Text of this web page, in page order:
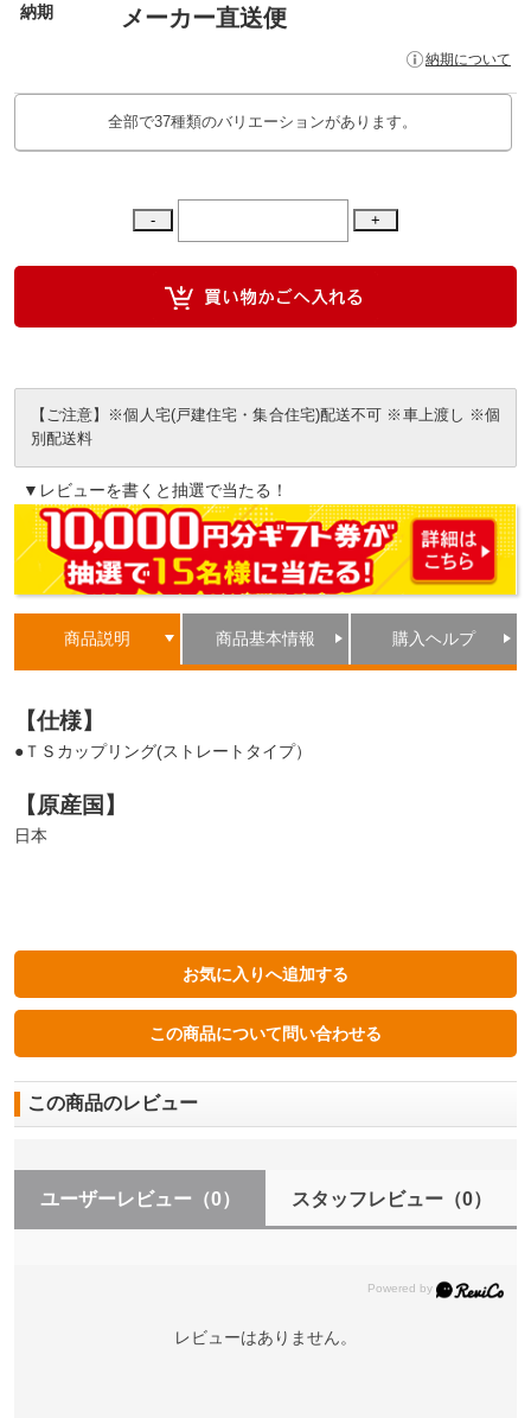
納期 メーカー直送便
納期について
全部で37種類のバリエーションがあります。
【ご注意】※個人宅(戸建住宅・集合住宅)配送不可 ※車上渡し ※個
別配送料
▼レビューを書くと抽選で当たる！
商品説明 商品基本情報 購入ヘルプ
【仕様】
●ＴＳカップリング(ストレートタイプ）
【原産国】
日本
この商品のレビュー
ユーザーレビュー （0） スタッフレビュー（0）
レビューはありません。